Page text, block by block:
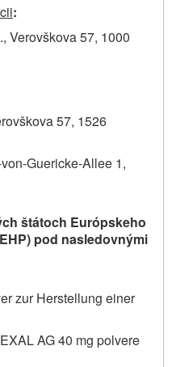
:
Verovškova 57, 1000
57, 1526
Guericke-Allee 1,
štátoch Európskeho
pod nasledovnými
zur Herstellung einer
AG 40 mg polvere